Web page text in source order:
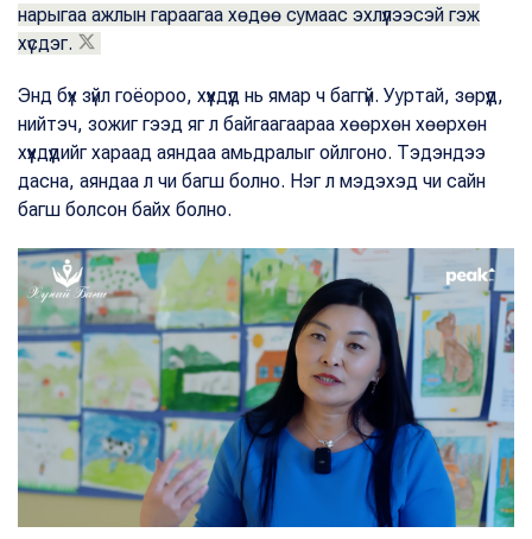
нарыгаа ажлын гараагаа хөдөө сумаас эхлүүлээсэй гэж
хүсдэг.
Энд бүх зүйл гоёороо, хүүхдүүд нь ямар ч баггүй. Ууртай, зөрүүд,
нийтэч, зожиг гээд яг л байгаагаараа хөөрхөн хөөрхөн
хүүхдүүдийг хараад аяндаа амьдралыг ойлгоно. Тэдэндээ
дасна, аяндаа л чи багш болно. Нэг л мэдэхэд чи сайн
багш болсон байх болно.